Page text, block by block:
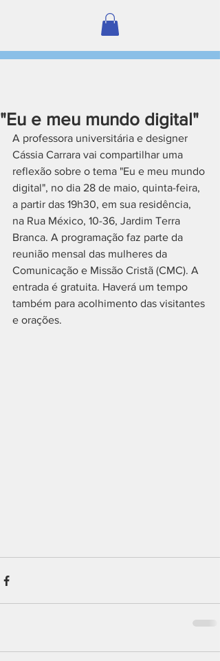
"Eu e meu mundo digital"
A professora universitária e designer
Cássia Carrara vai compartilhar uma
reflexão sobre o tema "Eu e meu mundo
digital", no dia 28 de maio, quinta-feira,
a partir das 19h30, em sua residência,
na Rua México, 10-36, Jardim Terra
Branca. A programação faz parte da
reunião mensal das mulheres da
Comunicação e Missão Cristã (CMC). A
entrada é gratuita. Haverá um tempo
também para acolhimento das visitantes
e orações.